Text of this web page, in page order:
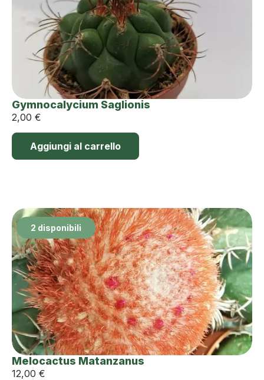
Gymnocalycium Saglionis
2,00 €
Aggiungi al carrello
2 disponibili
Melocactus Matanzanus
12,00 €